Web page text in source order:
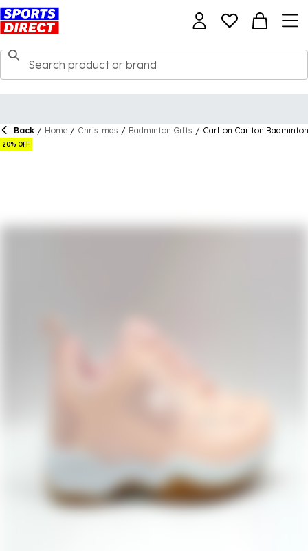
Back / Home / Christmas / Badminton Gifts / Carlton Carlton
20% OFF